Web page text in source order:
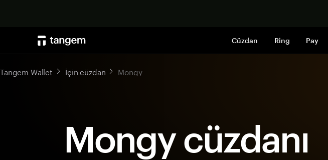
Cüzdan Ring Pay
Tangem Wallet İçin cüzdan Mongy
Mongy cüzdanı